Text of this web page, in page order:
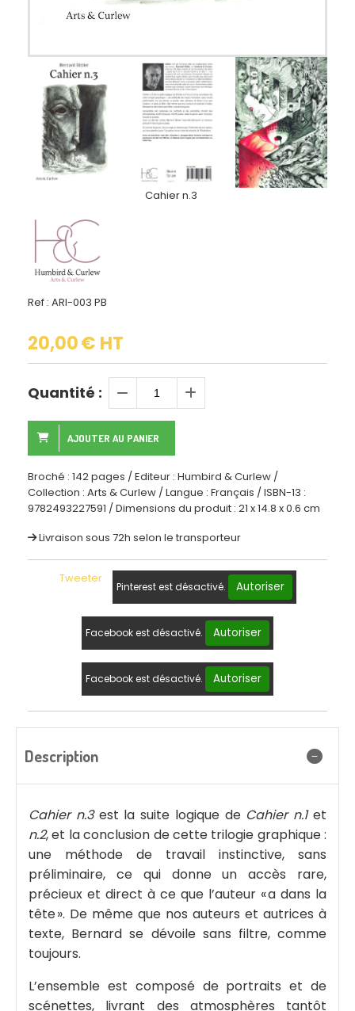
Cahier n.3
Ref : ARI-003 PB
20,00€ HT
Quantité :
AJOUTER AU PANIER
Broché : 142 pages / Editeur : Humbird & Curlew /
Collection : Arts & Curlew / Langue : Français / ISBN-13 :
9782493227591 / Dimensions du produit : 21 x 14.8 x 0.6 cm
Livraison sous 72h selon le transporteur
Tweeter
Pinterest est désactivé. Autoriser
Facebook est désactivé. Autoriser
Facebook est désactivé. Autoriser
Description
Cahier n.3est la suite logique de Cahier n.1et
n.2, et la conclusion de cette trilogie graphique :
une méthode de travail instinctive, sans
préliminaire, ce qui donne un accès rare,
précieux et direct à ce que l’auteur « a dans la
tête ». De même que nos auteurs et autrices à
texte, Bernard se dévoile sans filtre, comme
toujours.
L’ensemble est composé de portraits et de
scénettes, livrant des atmosphères tantôt